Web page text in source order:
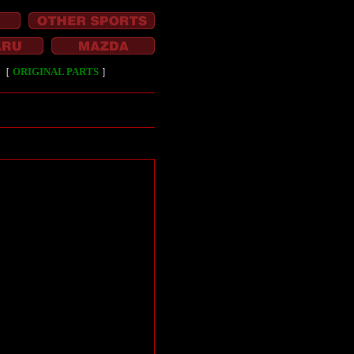
［ ORIGINAL PARTS］